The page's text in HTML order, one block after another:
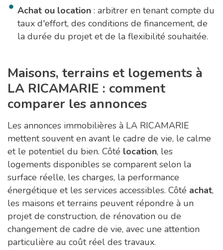
Achat ou location : arbitrer en tenant compte du
taux d'effort, des conditions de financement, de
la durée du projet et de la flexibilité souhaitée.
Maisons, terrains et logements à
LA RICAMARIE : comment
comparer les annonces
Les annonces immobilières à LA RICAMARIE
mettent souvent en avant le cadre de vie, le calme
et le potentiel du bien. Côté location, les
logements disponibles se comparent selon la
surface réelle, les charges, la performance
énergétique et les services accessibles. Côté achat,
les maisons et terrains peuvent répondre à un
projet de construction, de rénovation ou de
changement de cadre de vie, avec une attention
particulière au coût réel des travaux.